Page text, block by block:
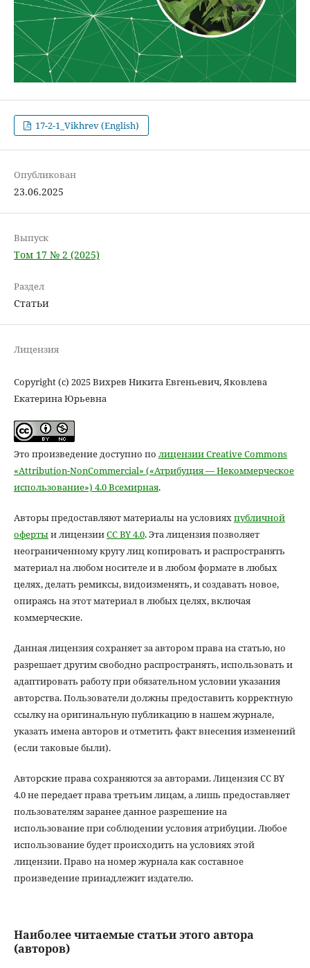
17-2-1_Vikhrev (English)
Опубликован
23.06.2025
Выпуск
Том 17 № 2 (2025)
Раздел
Статьи
Лицензия
Copyright (c) 2025 Вихрев Никита Евгеньевич, Яковлева
Екатерина Юрьевна
Это произведение доступно по лицензии Creative Commons
«Attribution-NonCommercial» («Атрибуция — Некоммерческое
использование») 4.0 Всемирная.
Авторы предоставляют материалы на условияхпубличной
офертыи лицензииCC BY 4.0. Эта лицензия позволяет
неограниченному кругу лиц копировать и распространять
материал на любом носителе и в любом формате в любых
целях, делать ремиксы, видоизменять, и создавать новое,
опираясь на этот материал в любых целях, включая
коммерческие.
Данная лицензия сохраняет за автором права на статью, но
разрешает другим свободно распространять, использовать и
адаптировать работу при обязательном условии указания
авторства. Пользователи должны предоставить корректную
ссылку на оригинальную публикацию в нашем журнале,
указать имена авторов и отметить факт внесения изменений
(если таковые были).
Авторские права сохраняются за авторами. Лицензия CC BY
4.0 не передает права третьим лицам, а лишь предоставляет
пользователям заранее данное разрешение на
использование при соблюдении условия атрибуции. Любое
использование будет происходить на условиях этой
лицензии. Право на номер журнала как составное
произведение принадлежит издателю.
Наиболее читаемые статьи этого автора
(авторов)